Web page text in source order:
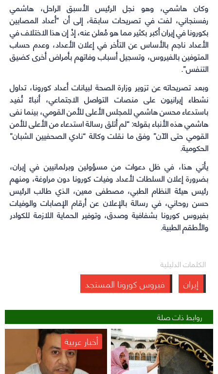
وكان هاشمي، وهو نجل الرئيس الأسبق الراحل، هاشمي
رفسنجاني، لفت في تصريحات سابقة، إلى أن “أعداد المصابين
بكورونا في إيران أكبر بكثير مما هو مُعلن عنه، إذْ إن هذا الاختلاف في
الأعداد ناجم بالأساس عن التأخر في إعلان الأعداد، وعدم حساب
المتوفين بالفيروس، وتسجيل أسباب وفاتهم بأمراض أخرى كضيق
التنفس”.
وبعد تصريحاته عن تزوير وزارة الصحة لبيانات أعداد كورونا، تداول
نشطاء إيرانيون على منصات التواصل الاجتماعي، أنباءً تُفيد
باستدعاء محسن هاشمي للمجلس الأعلى للأمن القومي، بينما نفى
هاشمي هذه الأنباء بقوله: “لم أتلق رسالة استدعاء من الأعلى للأمن
القومي حتى الآن” وفق ما نقلت وكالة “نادي الصحفيين الشبان”
الحكومية.
يأتي هذا، في ظل دعوات من مسؤولين وبرلمانيين في إيران،
بضرورة إعلان السلطات لأعداد وفيات كورونا دون مراوغة، ومنهم
رئيس هيئة النظام الطبي، مصطفى معين، الذي طالب الرئيس
حسن روحاني، في رسالة بالإعلان عن أرقام الإصابات والوفيات
بفيروس كورونا بشفافية وصدق، وتوفير الحماية اللازمة للكوادر
والأطقم الطبية.
الكلمات الدليلية
إيران فيروس كورونا المستجد
روابط ذات صلة
أخبار عربية